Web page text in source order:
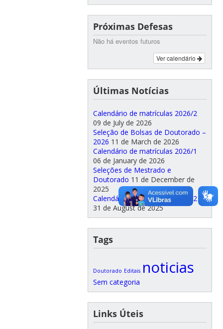
Próximas Defesas
Não há eventos futuros
Ver calendário
Últimas Notícias
Calendário de matrículas 2026/2
09 de July de 2026
Seleção de Bolsas de Doutorado –
2026 11 de March de 2026
Calendário de matrículas 2026/1
06 de January de 2026
Seleções de Mestrado e
Doutorado 11 de December de
2025
Calendário de matrículas 2025/2
31 de August de 2025
Tags
Doutorado Editais noticias
Sem categoria
Links Úteis